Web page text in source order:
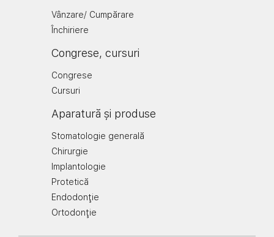
Vânzare/ Cumpărare
Închiriere
Congrese, cursuri
Congrese
Cursuri
Aparatură și produse
Stomatologie generală
Chirurgie
Implantologie
Protetică
Endodonţie
Ortodonţie